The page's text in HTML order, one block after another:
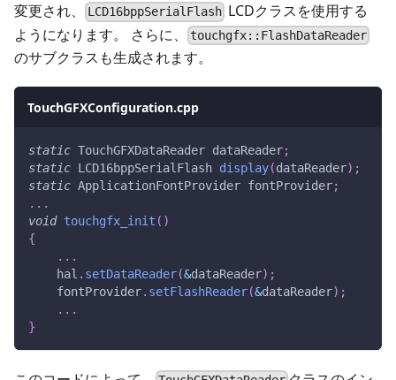
変更され、
LCD16bppSerialFlash LCDクラスを使用する
ようになります。 さらに、
touchgfx::FlashDataReader
のサブクラスも生成されます。
TouchGFXConfiguration.cpp
static TouchGFXDataReader dataReader;
static LCD16bppSerialFlash display(dataReader) ;
static ApplicationFontProvider fontProvider;
. . .
void touchgfx_init ( )
{
. . .
    hal
. setDataReader(&dataReader) ;
    fontProvider
. setFlashReader(&dataReader) ;
. . .
}